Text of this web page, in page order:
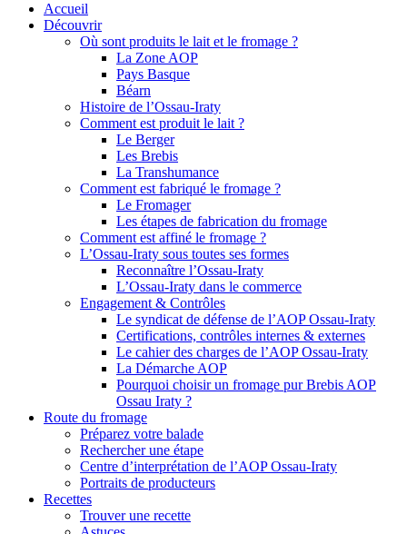
Accueil
Découvrir
Où sont produits le lait et le fromage ?
La Zone AOP
Pays Basque
Béarn
Histoire de l’Ossau-Iraty
Comment est produit le lait ?
Le Berger
Les Brebis
La Transhumance
Comment est fabriqué le fromage ?
Le Fromager
Les étapes de fabrication du fromage
Comment est affiné le fromage ?
L’Ossau-Iraty sous toutes ses formes
Reconnaître l’Ossau-Iraty
L’Ossau-Iraty dans le commerce
Engagement & Contrôles
Le syndicat de défense de l’AOP Ossau-Iraty
Certifications, contrôles internes & externes
Le cahier des charges de l’AOP Ossau-Iraty
La Démarche AOP
Pourquoi choisir un fromage pur Brebis AOP
Ossau Iraty ?
Route du fromage
Préparez votre balade
Rechercher une étape
Centre d’interprétation de l’AOP Ossau-Iraty
Portraits de producteurs
Recettes
Trouver une recette